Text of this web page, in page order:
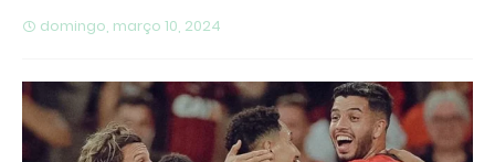
domingo, março 10, 2024